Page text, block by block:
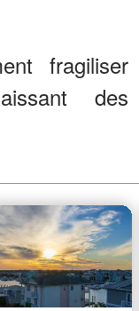
fragiliser
des